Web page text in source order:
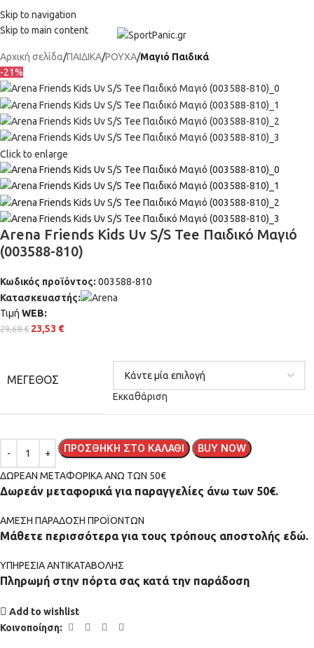
Skip to navigation
Skip to main content
Αρχική σελίδα ΠΑΙΔΙΚΑ ΡΟΥΧΑ Μαγιό Παιδικά
-21%
Click to enlarge
Arena Friends Kids Uv S/S Tee Παιδικό Μαγιό
(003588-810)
Κωδικός προϊόντος: 003588-810
Κατασκευαστής:
Τιμή WΕΒ:
29,68€ 23,53 €
ΜΈΓΕΘΟΣ
Εκκαθάριση
ΠΡΟΣΘΉΚΗ ΣΤΟ ΚΑΛΆΘΙ BUY NOW
ΔΩΡΕΑΝ ΜΕΤΑΦΟΡΙΚΑ ΑΝΩ ΤΩΝ 50€
Δωρεάν μεταφορικά για παραγγελίες άνω των 50€.
ΑMEΣΗ ΠΑΡΑΔΟΣΗ ΠΡΟΪΟΝΤΩΝ
Μάθετε περισσότερα για τους τρόπους αποστολής εδώ.
ΥΠΗΡΕΣΙΑ ΑΝΤΙΚΑΤΑΒΟΛΗΣ
Πληρωμή στην πόρτα σας κατά την παράδοση
Add to wishlist
Κοινοποίηση: